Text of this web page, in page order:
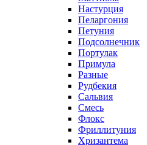
Настурция
Пеларгония
Петуния
Подсолнечник
Портулак
Примула
Разные
Рудбекия
Сальвия
Смесь
Флокс
Фриллитуния
Хризантема